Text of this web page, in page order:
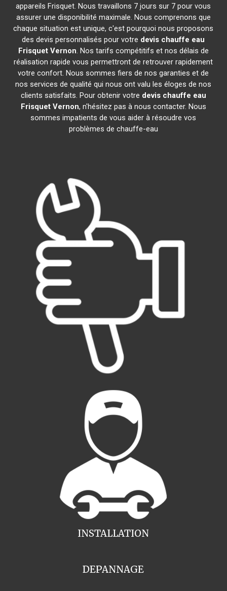
appareils Frisquet. Nous travaillons 7 jours sur 7 pour vous
assurer une disponibilité maximale. Nous comprenons que
chaque situation est unique, c'est pourquoi nous proposons
des devis personnalisés pour votre devis chauffe eau
Frisquet Vernon. Nos tarifs compétitifs et nos délais de
réalisation rapide vous permettront de retrouver rapidement
votre confort. Nous sommes fiers de nos garanties et de
nos services de qualité qui nous ont valu les éloges de nos
clients satisfaits. Pour obtenir votre devis chauffe eau
Frisquet Vernon, n'hésitez pas à nous contacter. Nous
sommes impatients de vous aider à résoudre vos
problèmes de chauffe-eau
INSTALLATION
DEPANNAGE